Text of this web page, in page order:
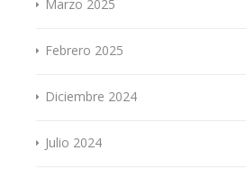
Marzo 2025
Febrero 2025
Diciembre 2024
Julio 2024